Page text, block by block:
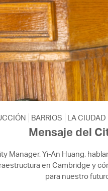
BARRIOS LA CIUDAD
Mensaje del
Manager, Yi-An Huang,
en Cambridge y
para nuestro